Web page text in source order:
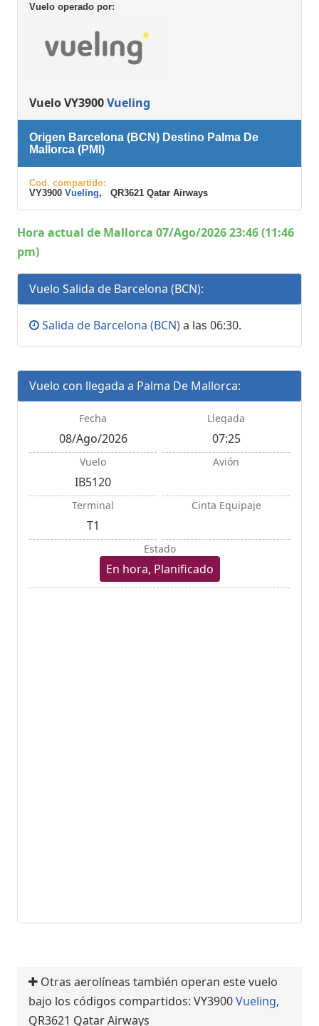
Vuelo operado por:
Vuelo VY3900Vueling
Origen Barcelona (BCN) Destino Palma De
Mallorca (PMI)
Cod. compartido:
VY3900 Vueling, QR3621 Qatar Airways
Hora actual de Mallorca 07/Ago/2026 23:46 (11:46
pm)
Vuelo Salida de Barcelona (BCN):
Salida de Barcelona (BCN)a las 06:30.
Vuelo con llegada a Palma De Mallorca:
Fecha
08/Ago/2026
Llegada
07:25
Vuelo
IB5120
Avión
Terminal
T1
Cinta Equipaje
Estado
En hora, Planificado
Otras aerolíneas también operan este vuelo
bajo los códigos compartidos: VY3900Vueling,
QR3621 Qatar Airways